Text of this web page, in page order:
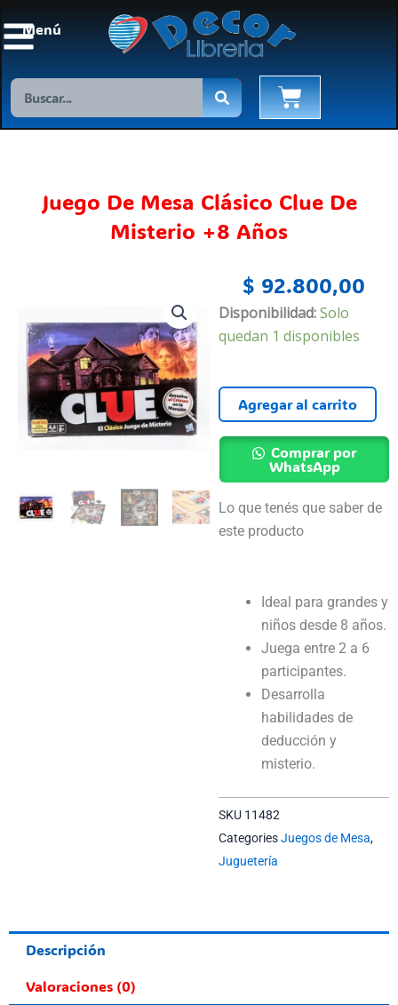
al
Menú
Search Cart
Juego De Mesa Clásico Clue De
Misterio +8 Años
$ 92.800,00
Lo que tenés que saber de
este producto
Ideal para grandes y
niños desde 8 años.
Juega entre 2 a 6
participantes.
Desarrolla
habilidades de
deducción y
misterio.
Disponibilidad:Solo
quedan 1 disponibles
Juego
De
Clue
De
Misterio
+8
cantidad
Agregar al carrito
Comprar por
WhatsApp
SKU 11482
CategoriesJuegos de Mesa,
Juguetería
Descripción
Valoraciones (0)